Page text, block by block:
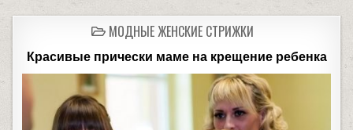
МОДНЫЕ ЖЕНСКИЕ СТРИЖКИ
Красивые прически маме на крещение ребенка